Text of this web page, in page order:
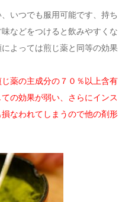
いつでも服用可能です、持ち
などをつけると飲みやすくな
よっては煎じ薬と同等の効果
薬の主成分の７０％以上含有
の効果が弱い、さらにインス
なわれてしまうので他の剤形